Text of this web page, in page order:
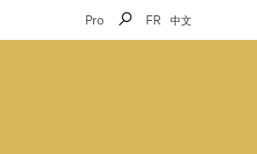
FR 中文
Pro